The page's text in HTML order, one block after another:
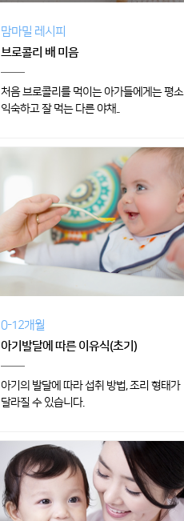
맘마밀 레시피
브로콜리 배 미음
처음 브로콜리를 먹이는 아가들에게는 평소
익숙하고 잘 먹는 다른 야채..
0-12개월
아기발달에 따른 이유식(초기)
아기의 발달에 따라 섭취 방법, 조리 형태가
달라질 수 있습니다.